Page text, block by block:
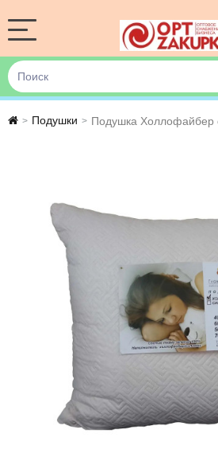
> Подушки > Подушка Холлофайбер